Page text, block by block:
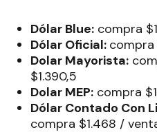
Dólar Blue: compra
Dólar Oficial: compra
Dolar Mayorista:
$1.390,5
Dolar MEP: compra
Dólar Contado Con
compra $1.468 /